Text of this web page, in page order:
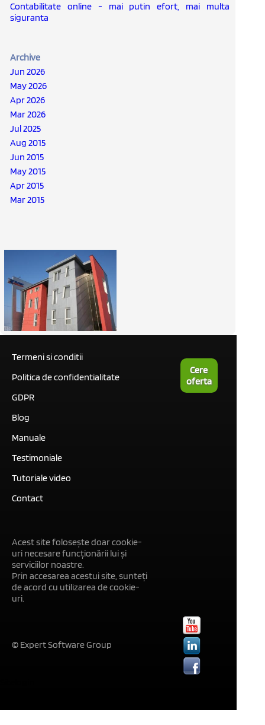
Contabilitate online - mai putin efort, mai multa
siguranta
Archive
Jun 2026
May 2026
Apr 2026
Mar 2026
Jul 2025
Aug 2015
Jun 2015
May 2015
Apr 2015
Mar 2015
Termeni si conditii
Politica de confidentialitate
GDPR
Blog
Manuale
Testimoniale
Tutoriale video
Contact
Acest site folosește doar cookie-
uri necesare funcționării lui și
serviciilor noastre.
Prin accesarea acestui site, sunteți
de acord cu utilizarea de cookie-
uri.
Cere
oferta
© Expert Software Group